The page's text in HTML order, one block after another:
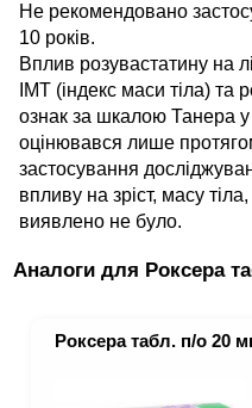
Не рекомендовано
10 років.
Вплив розувастатину на
ІМТ (індекс маси тіла) та
ознак за шкалою Танера у
оцінювався лише
застосування
впливу на зріст, масу
виявлено не було.
Аналоги для Роксера
Роксера табл. п/о 20